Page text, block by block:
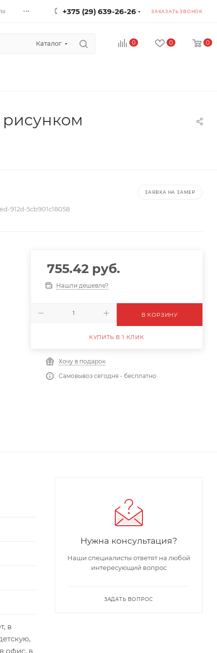
... +375 (29) 639-26-26 ЗАКАЗАТЬ ЗВОНОК
Каталог 0 0 0
ЗАЯВКА НА ЗАМЕР
912d-5cb901c18058
755.42руб.
Нашли дешевле?
В КОРЗИНУ
КУПИТЬ В 1 КЛИК
Хочу в подарок
Самовывоз сегодня - бесплатно
в
офис, в
Нужна консультация?
Наши специалисты ответят на любой
интересующий вопрос
ЗАДАТЬ ВОПРОС